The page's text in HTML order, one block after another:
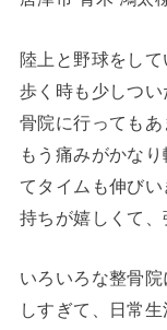
陸上と野球をして
歩く時も少しつ
骨院に行っても
もう痛みがかな
てタイムも伸び
持ちが嬉しくて、
いろいろな整骨
しすぎて、日常